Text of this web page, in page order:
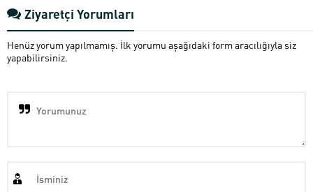
Ziyaretçi Yorumları
Henüz yorum yapılmamış. İlk yorumu aşağıdaki form aracılığıyla siz
yapabilirsiniz.